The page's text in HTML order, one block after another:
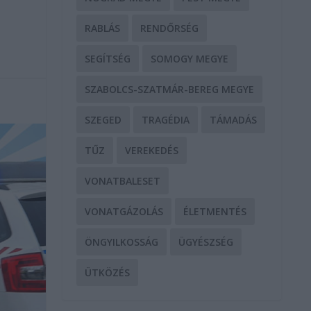
RABLÁS RENDŐRSÉG
SEGÍTSÉG SOMOGY MEGYE
SZABOLCS-SZATMÁR-BEREG MEGYE
SZEGED TRAGÉDIA TÁMADÁS
TŰZ VEREKEDÉS
VONATBALESET
VONATGÁZOLÁS ÉLETMENTÉS
ÖNGYILKOSSÁG ÜGYÉSZSÉG
ÜTKÖZÉS